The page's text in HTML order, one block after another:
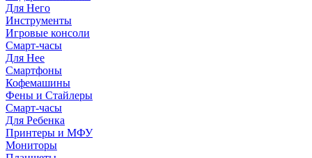
Для Него
Инструменты
Игровые консоли
Смарт-часы
Для Нее
Смартфоны
Кофемашины
Фены и Стайлеры
Смарт-часы
Для Ребенка
Принтеры и МФУ
Мониторы